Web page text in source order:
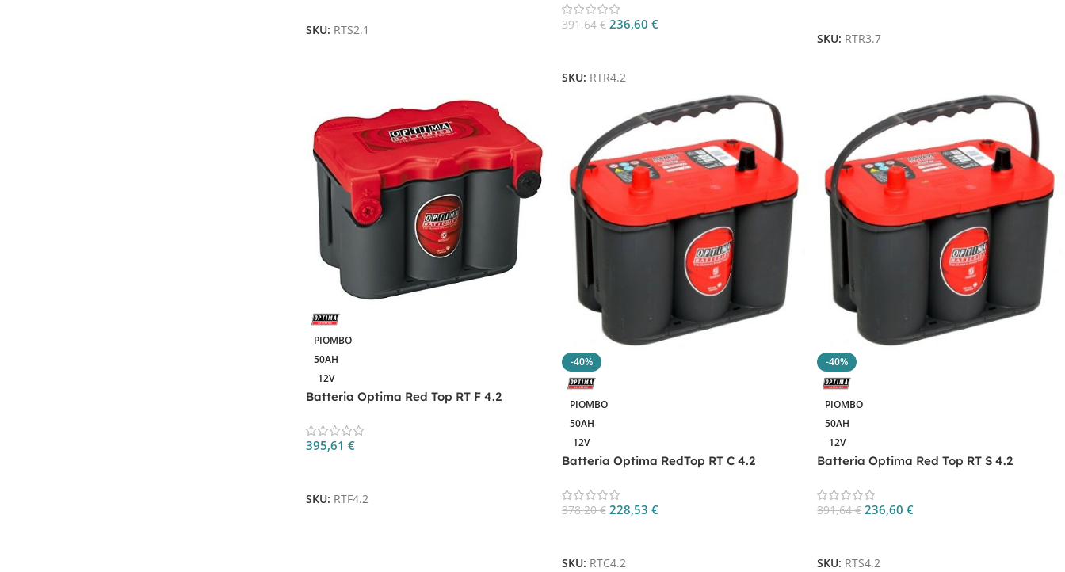
SKU: RTS2.1 391,64€ 236,60 €
SKU: RTR4.2
SKU: RTR3.7
PIOMBO
50AH
12V
Batteria Optima Red Top RT F 4.2
395,61 €
SKU: RTF4.2
-40%
PIOMBO
50AH
12V
Batteria Optima RedTop RT C 4.2
378,20€ 228,53 €
SKU: RTC4.2
-40%
PIOMBO
50AH
12V
Batteria Optima Red Top RT S 4.2
391,64€ 236,60€
SKU: RTS4.2